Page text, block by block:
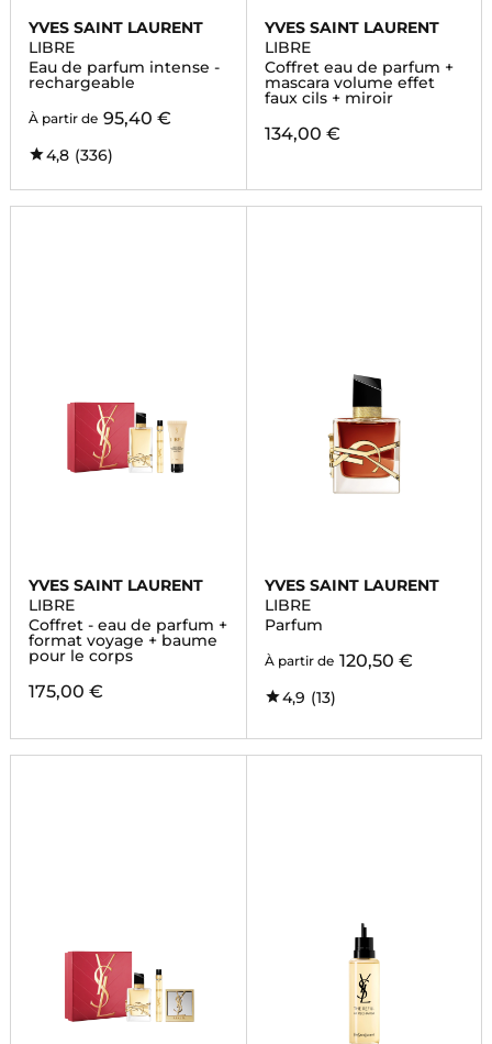
YVES SAINT LAURENT
LIBRE
Eau de parfum intense -
rechargeable
À partir de 95,40 €
4,8 (336)
YVES SAINT LAURENT
LIBRE
Coffret eau de parfum +
mascara volume effet
faux cils + miroir
134,00 €
YVES SAINT LAURENT
LIBRE
Coffret - eau de parfum +
format voyage + baume
pour le corps
175,00 €
YVES SAINT LAURENT
LIBRE
Parfum
À partir de 120,50 €
4,9 (13)